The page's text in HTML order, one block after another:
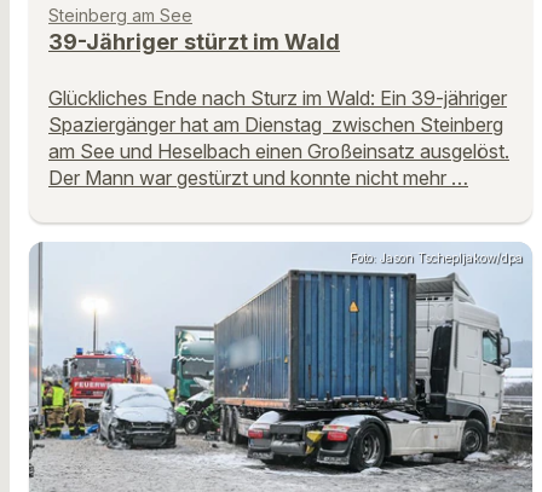
Steinberg am See
39-Jähriger stürzt im Wald
Glückliches Ende nach Sturz im Wald: Ein 39-jähriger
Spaziergänger hat am Dienstag zwischen Steinberg
am See und Heselbach einen Großeinsatz ausgelöst.
Der Mann war gestürzt und konnte nicht mehr …
Foto: Jason Tschepljakow/dpa